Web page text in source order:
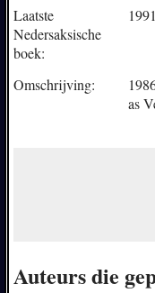
Laatste
Nedersaksische
boek:
1991
Omschrijving:
as
Auteurs die